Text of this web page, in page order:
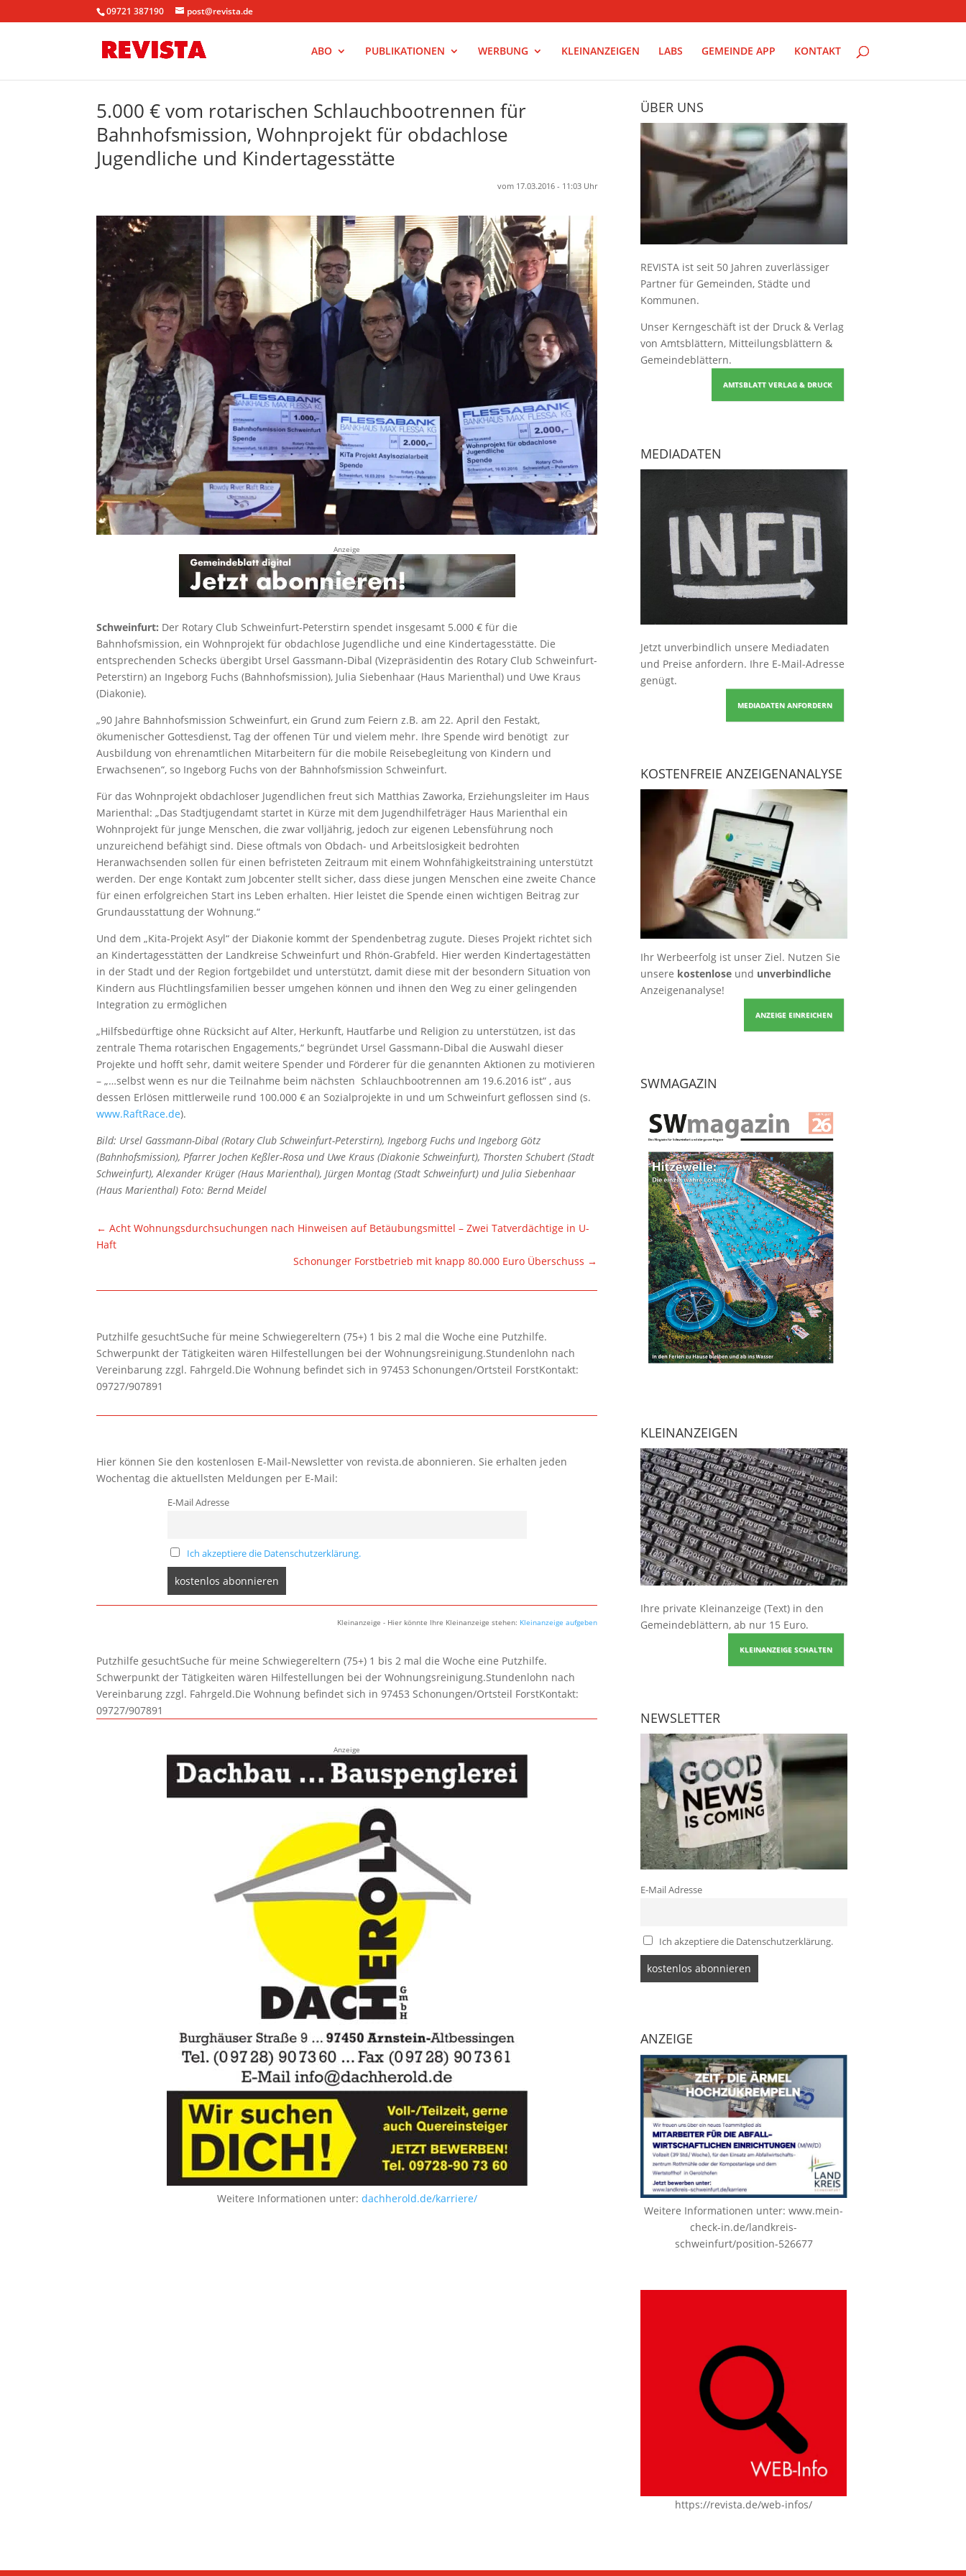
09721 387190 post@revista.de
ABO PUBLIKATIONEN WERBUNG KLEINANZEIGEN LABS GEMEINDE APP KONTAKT
5.000 € vom rotarischen Schlauchbootrennen für
Bahnhofsmission, Wohnprojekt für obdachlose
Jugendliche und Kindertagesstätte
vom 17.03.2016 - 11:03 Uhr
Anzeige
Schweinfurt: Der Rotary Club Schweinfurt-Peterstirn spendet insgesamt 5.000 € für die
Bahnhofsmission, ein Wohnprojekt für obdachlose Jugendliche und eine Kindertagesstätte. Die
entsprechenden Schecks übergibt Ursel Gassmann-Dibal (Vizepräsidentin des Rotary Club Schweinfurt-
Peterstirn) an Ingeborg Fuchs (Bahnhofsmission), Julia Siebenhaar (Haus Marienthal) und Uwe Kraus
(Diakonie).
„90 Jahre Bahnhofsmission Schweinfurt, ein Grund zum Feiern z.B. am 22. April den Festakt,
ökumenischer Gottesdienst, Tag der offenen Tür und vielem mehr. Ihre Spende wird benötigt zur
Ausbildung von ehrenamtlichen Mitarbeitern für die mobile Reisebegleitung von Kindern und
Erwachsenen“, so Ingeborg Fuchs von der Bahnhofsmission Schweinfurt.
Für das Wohnprojekt obdachloser Jugendlichen freut sich Matthias Zaworka, Erziehungsleiter im Haus
Marienthal: „Das Stadtjugendamt startet in Kürze mit dem Jugendhilfeträger Haus Marienthal ein
Wohnprojekt für junge Menschen, die zwar volljährig, jedoch zur eigenen Lebensführung noch
unzureichend befähigt sind. Diese oftmals von Obdach- und Arbeitslosigkeit bedrohten
Heranwachsenden sollen für einen befristeten Zeitraum mit einem Wohnfähigkeitstraining unterstützt
werden. Der enge Kontakt zum Jobcenter stellt sicher, dass diese jungen Menschen eine zweite Chance
für einen erfolgreichen Start ins Leben erhalten. Hier leistet die Spende einen wichtigen Beitrag zur
Grundausstattung der Wohnung.“
Und dem „Kita‐Projekt Asyl“ der Diakonie kommt der Spendenbetrag zugute. Dieses Projekt richtet sich
an Kindertagesstätten der Landkreise Schweinfurt und Rhön‐Grabfeld. Hier werden Kindertagestätten
in der Stadt und der Region fortgebildet und unterstützt, damit diese mit der besondern Situation von
Kindern aus Flüchtlingsfamilien besser umgehen können und ihnen den Weg zu einer gelingenden
Integration zu ermöglichen
„Hilfsbedürftige ohne Rücksicht auf Alter, Herkunft, Hautfarbe und Religion zu unterstützen, ist das
zentrale Thema rotarischen Engagements,“ begründet Ursel Gassmann-Dibal die Auswahl dieser
Projekte und hofft sehr, damit weitere Spender und Förderer für die genannten Aktionen zu motivieren
– „…selbst wenn es nur die Teilnahme beim nächsten Schlauchbootrennen am 19.6.2016 ist“ , aus
dessen Erlösen mittlerweile rund 100.000 € an Sozialprojekte in und um Schweinfurt geflossen sind (s.
www.RaftRace.de).
Bild: Ursel Gassmann-Dibal (Rotary Club Schweinfurt-Peterstirn), Ingeborg Fuchs und Ingeborg Götz
(Bahnhofsmission), Pfarrer Jochen Keßler-Rosa und Uwe Kraus (Diakonie Schweinfurt), Thorsten Schubert (Stadt
Schweinfurt), Alexander Krüger (Haus Marienthal), Jürgen Montag (Stadt Schweinfurt) und Julia Siebenhaar
(Haus Marienthal) Foto: Bernd Meidel
←Acht Wohnungsdurchsuchungen nach Hinweisen auf Betäubungsmittel – Zwei Tatverdächtige in U-
Haft
Schonunger Forstbetrieb mit knapp 80.000 Euro Überschuss →
Putzhilfe gesuchtSuche für meine Schwiegereltern (75+) 1 bis 2 mal die Woche eine Putzhilfe.
Schwerpunkt der Tätigkeiten wären Hilfestellungen bei der Wohnungsreinigung.Stundenlohn nach
Vereinbarung zzgl. Fahrgeld.Die Wohnung befindet sich in 97453 Schonungen/Ortsteil ForstKontakt:
09727/907891
Hier können Sie den kostenlosen E-Mail-Newsletter von revista.de abonnieren. Sie erhalten jeden
Wochentag die aktuellsten Meldungen per E-Mail:
E-Mail Adresse
Ich akzeptiere die Datenschutzerklärung.
Kleinanzeige - Hier könnte Ihre Kleinanzeige stehen: Kleinanzeige aufgeben
Putzhilfe gesuchtSuche für meine Schwiegereltern (75+) 1 bis 2 mal die Woche eine Putzhilfe.
Schwerpunkt der Tätigkeiten wären Hilfestellungen bei der Wohnungsreinigung.Stundenlohn nach
Vereinbarung zzgl. Fahrgeld.Die Wohnung befindet sich in 97453 Schonungen/Ortsteil ForstKontakt:
09727/907891
Anzeige
Weitere Informationen unter: dachherold.de/karriere/
ÜBER UNS
REVISTA ist seit 50 Jahren zuverlässiger
Partner für Gemeinden, Städte und
Kommunen.
Unser Kerngeschäft ist der Druck & Verlag
von Amtsblättern, Mitteilungsblättern &
Gemeindeblättern.
AMTSBLATT VERLAG & DRUCK
MEDIADATEN
Jetzt unverbindlich unsere Mediadaten
und Preise anfordern. Ihre E-Mail-Adresse
genügt.
MEDIADATEN ANFORDERN
KOSTENFREIE ANZEIGENANALYSE
Ihr Werbeerfolg ist unser Ziel. Nutzen Sie
unsere kostenloseund unverbindliche
Anzeigenanalyse!
ANZEIGE EINREICHEN
SWMAGAZIN
KLEINANZEIGEN
Ihre private Kleinanzeige (Text) in den
Gemeindeblättern, ab nur 15 Euro.
KLEINANZEIGE SCHALTEN
NEWSLETTER
E-Mail Adresse
Ich akzeptiere die Datenschutzerklärung.
ANZEIGE
Weitere Informationen unter:www.mein-
check-in.de/landkreis-
schweinfurt/position-526677
https://revista.de/web-infos/